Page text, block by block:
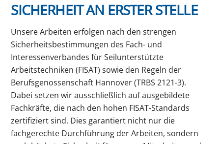
SICHERHEIT AN ERSTER STELLE
Unsere Arbeiten erfolgen nach den strengen
Sicherheitsbestimmungen des Fach- und
Interessenverbandes für Seilunterstützte
Arbeitstechniken (FISAT) sowie den Regeln der
Berufsgenossenschaft Hannover (TRBS 2121-3).
Dabei setzen wir ausschließlich auf ausgebildete
Fachkräfte, die nach den hohen FISAT-Standards
zertifiziert sind. Dies garantiert nicht nur die
fachgerechte Durchführung der Arbeiten, sondern